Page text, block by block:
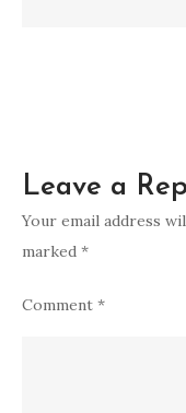
Leave a
Your email address
marked *
Comment *